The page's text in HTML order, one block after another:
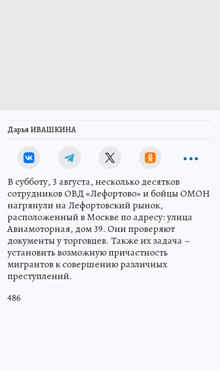
Дарья ИВАШКИНА
В субботу, 3 августа, несколько десятков
сотрудников ОВД «Лефортово» и бойцы ОМОН
нагрянули на Лефортовский рынок,
расположенный в Москве по адресу: улица
Авиамоторная, дом 39. Они проверяют
документы у торговцев. Также их задача –
установить возможную причастность
мигрантов к совершению различных
преступлений.
486